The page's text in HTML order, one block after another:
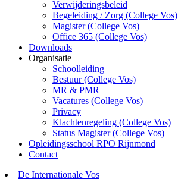
Verwijderingsbeleid
Begeleiding / Zorg (College Vos)
Magister (College Vos)
Office 365 (College Vos)
Downloads
Organisatie
Schoolleiding
Bestuur (College Vos)
MR & PMR
Vacatures (College Vos)
Privacy
Klachtenregeling (College Vos)
Status Magister (College Vos)
Opleidingsschool RPO Rijnmond
Contact
De Internationale Vos